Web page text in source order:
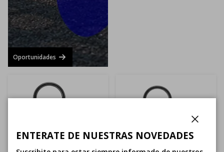
Oportunidades
ENTERATE DE NUESTRAS NOVEDADES